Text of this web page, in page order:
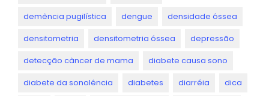
demência pugilística dengue densidade óssea
densitometria densitometria óssea depressão
detecção câncer de mama diabete causa sono
diabete da sonolência diabetes diarréia dica